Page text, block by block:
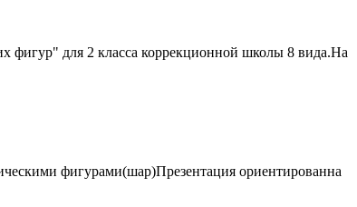
фигур" для 2 класса коррекционной школы 8 вида.На
фигурами(шар)Презентация ориентированна